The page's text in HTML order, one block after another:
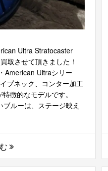
Ultra Stratocaster
取させて頂きました！
American Ultraシリー
プネック、コンター加工
徴的なモデルです。
ルーは、ステージ映え